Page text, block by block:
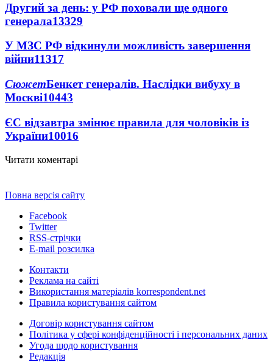
Другий за день: у РФ поховали ще одного
генерала13329
У МЗС РФ відкинули можливість завершення
війни11317
СюжетБенкет генералів. Наслідки вибуху в
Москві10443
ЄС відзавтра змінює правила для чоловіків із
України10016
Читати коментарі
Повна версія сайту
Facebook
Twitter
RSS-стрічки
E-mail розсилка
Контакти
Реклама на сайті
Використання матеріалів korrespondent.net
Правила користування сайтом
Договір користування сайтом
Політика у сфері конфіденційності і персональних даних
Угода щодо користування
Редакція